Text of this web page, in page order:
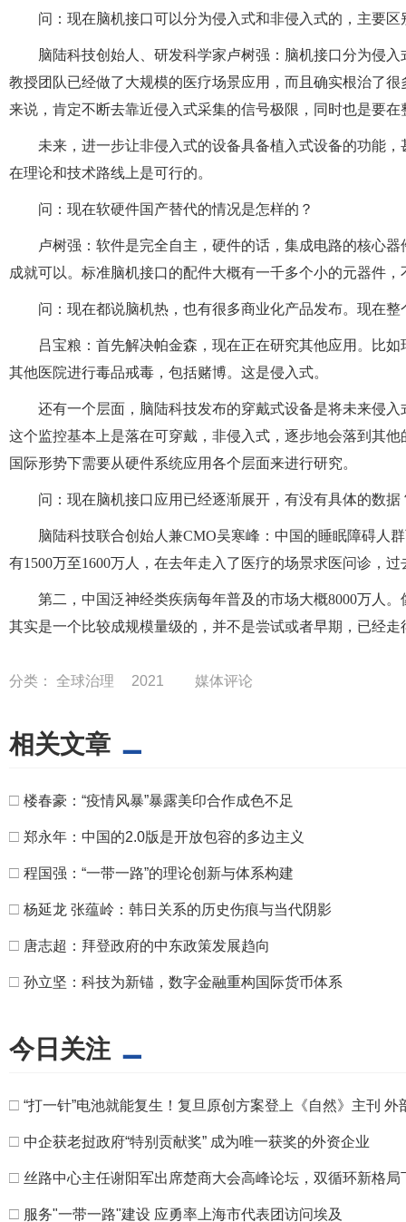
问：现在脑机接口可以分为侵入式和非侵入式的，主要
脑陆科技创始人、研发科学家卢树强：脑机接口分为侵
教授团队已经做了大规模的医疗场景应用，而且确实根治了
来说，肯定不断去靠近侵入式采集的信号极限，同时也是要
未来，进一步让非侵入式的设备具备植入式设备的功能
在理论和技术路线上是可行的。
问：现在软硬件国产替代的情况是怎样的？
卢树强：软件是完全自主，硬件的话，集成电路的核心
成就可以。标准脑机接口的配件大概有一千多个小的元器件
问：现在都说脑机热，也有很多商业化产品发布。现在
吕宝粮：首先解决帕金森，现在正在研究其他应用。比
其他医院进行毒品戒毒，包括赌博。这是侵入式。
还有一个层面，脑陆科技发布的穿戴式设备是将未来侵
这个监控基本上是落在可穿戴，非侵入式，逐步地会落到其
国际形势下需要从硬件系统应用各个层面来进行研究。
问：现在脑机接口应用已经逐渐展开，有没有具体的数据
脑陆科技联合创始人兼CMO吴寒峰：中国的睡眠障碍人
有1500万至1600万人，在去年走入了医疗的场景求医问诊，
第二，中国泛神经类疾病每年普及的市场大概8000万人
其实是一个比较成规模量级的，并不是尝试或者早期，已经走
分类： 全球治理 2021 媒体评论
相关文章
□ 楼春豪：“疫情风暴”暴露美印合作成色不足
□ 郑永年：中国的2.0版是开放包容的多边主义
□ 程国强：“一带一路”的理论创新与体系构建
□ 杨延龙 张蕴岭：韩日关系的历史伤痕与当代阴影
□ 唐志超：拜登政府的中东政策发展趋向
□ 孙立坚：科技为新锚，数字金融重构国际货币体系
今日关注
□ “打一针”电池就能复生！复旦原创方案登上《自然》主刊
□ 中企获老挝政府“特别贡献奖” 成为唯一获奖的外资企业
□ 丝路中心主任谢阳军出席楚商大会高峰论坛，双循环新格
□ 服务"一带一路"建设 应勇率上海市代表团访问埃及